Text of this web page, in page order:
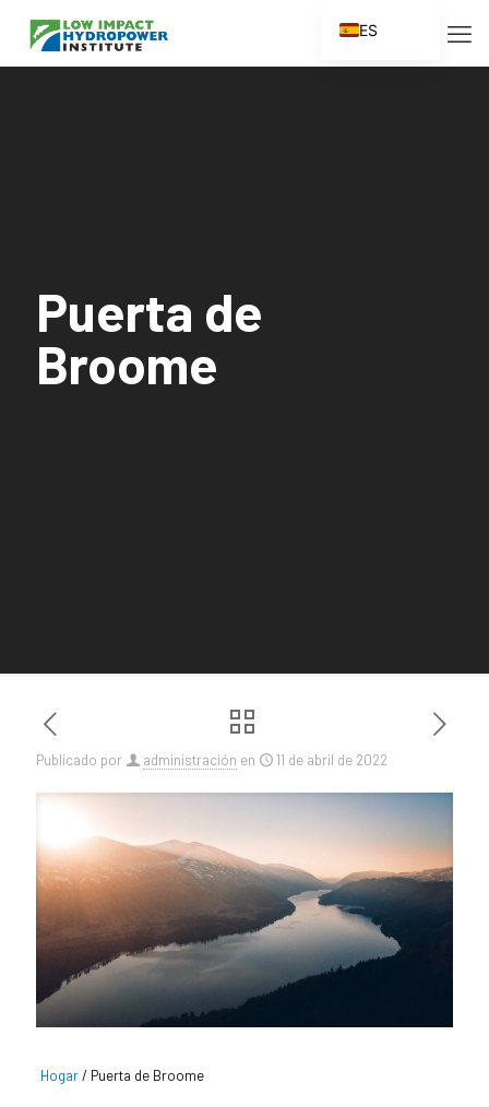
Puerta de
Broome
Publicado por administración en 11 de abril de 2022
Hogar/ Puerta de Broome
ES
EN